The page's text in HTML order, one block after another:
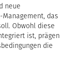
neue
das
Obwohl diese
ist, prägen
die